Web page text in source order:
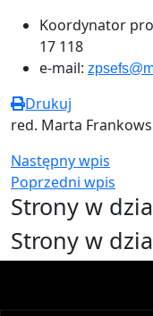
Koordynator
17 118
e-mail:
Drukuj
red. Marta
Następny wpis
Poprzedni wpis
Strony w
Strony w